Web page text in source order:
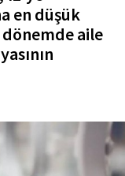
en düşük
aile